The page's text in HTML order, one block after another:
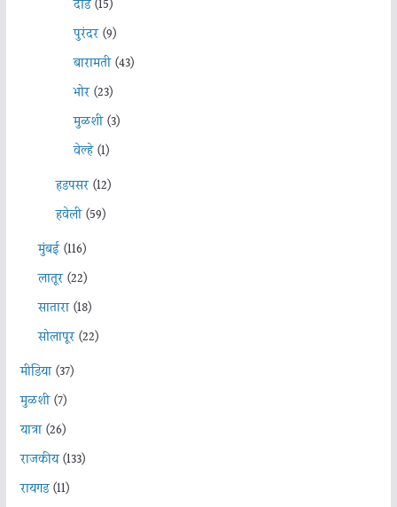
दौंड(15)
पुरंदर(9)
बारामती(43)
भोर(23)
मुळशी(3)
वेल्हे(1)
हडपसर(12)
हवेली(59)
मुंबई(116)
लातूर(22)
सातारा(18)
सोलापूर(22)
मीडिया(37)
मुळशी(7)
यात्रा(26)
राजकीय(133)
रायगड(11)